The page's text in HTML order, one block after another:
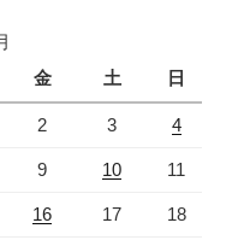
金 土 日
2 3 4
9 10 11
16 17 18